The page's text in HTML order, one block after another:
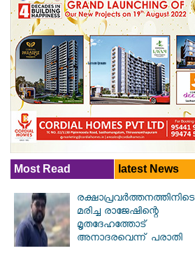
Most Read latest News
രക്ഷാപ്രവര്‍ത്തനത്തിനിടെ
മരിച്ച രാജേഷിന്റെ
മൃതദേഹത്തോട്
അനാദരവെന്ന് പരാതി